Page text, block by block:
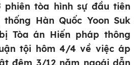
phiên tòa hình sự đầu tiên
Hàn Quốc Yoon Suk
Tòa án Hiến pháp thông
tội hôm 4/4 về việc áp